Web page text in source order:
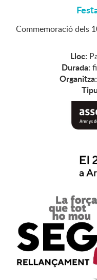
Commemoració dels
Lloc:
Durada:
Organitza: